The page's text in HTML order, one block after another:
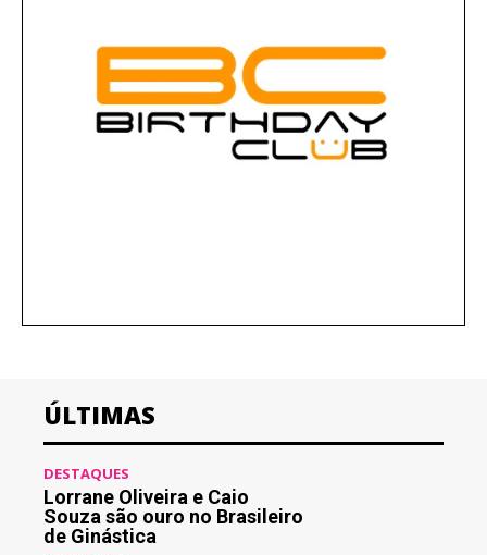
ÚLTIMAS
DESTAQUES
Lorrane Oliveira e Caio
Souza são ouro no Brasileiro
de Ginástica